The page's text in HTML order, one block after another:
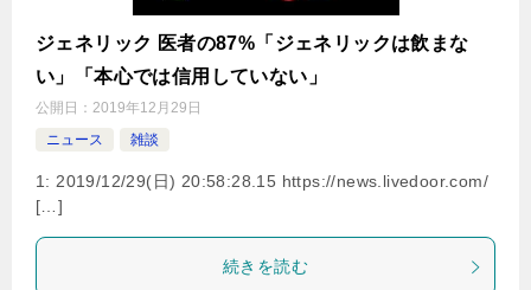
ジェネリック 医者の87%「ジェネリックは飲まな
い」「本心では信用していない」
公開日： 2019年12月29日
ニュース
雑談
1: 2019/12/29(日) 20:58:28.15 https://news.livedoor.com/
[…]
続きを読む